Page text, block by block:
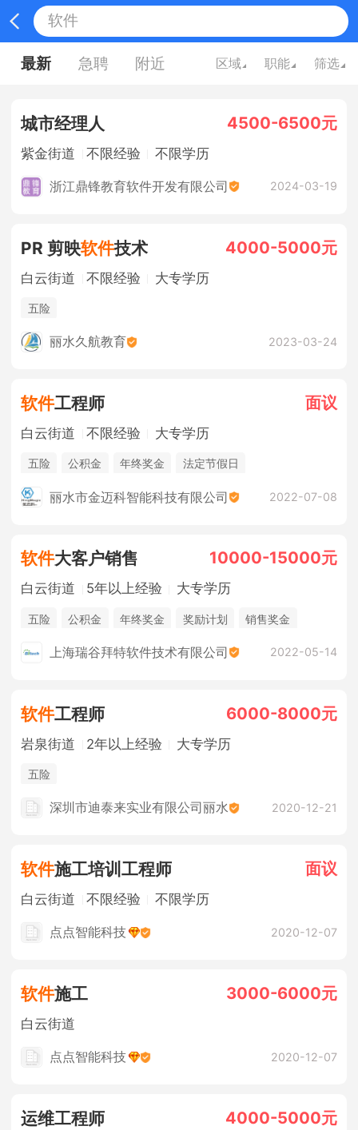
最新 急聘 附近 区域 职能 筛选
城市经理人 4500-6500元
紫金街道 不限经验 不限学历
浙江鼎锋教育软件开发有限公司 2024-03-19
PR 剪映软件技术 4000-5000元
白云街道 不限经验 大专学历
五险
丽水久航教育 2023-03-24
软件工程师 面议
白云街道 不限经验 大专学历
五险 公积金 年终奖金 法定节假日
丽水市金迈科智能科技有限公司 2022-07-08
软件大客户销售 10000-15000元
白云街道 5年以上经验 大专学历
五险 公积金 年终奖金 奖励计划
销售奖金
上海瑞谷拜特软件技术有限公司 2022-05-14
软件工程师 6000-8000元
岩泉街道 2年以上经验 大专学历
五险
深圳市迪泰来实业有限公司丽水 2020-12-21
软件施工培训工程师 面议
白云街道 不限经验 不限学历
点点智能科技 2020-12-07
软件施工 3000-6000元
白云街道
点点智能科技 2020-12-07
运维工程师 4000-5000元